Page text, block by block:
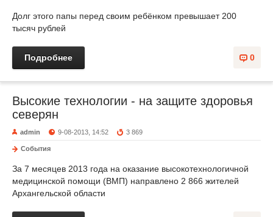
Долг этого папы перед своим ребёнком превышает 200
тысяч рублей
0
Подробнее
Высокие технологии - на защите здоровья
северян
admin 9-08-2013, 14:52 3 869
События
За 7 месяцев 2013 года на оказание высокотехнологичной
медицинской помощи (ВМП) направлено 2 866 жителей
Архангельской области